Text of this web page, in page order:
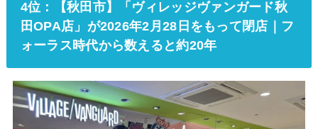
4位：【秋田市】「ヴィレッジヴァンガード秋
田OPA店」が2026年2月28日をもって閉店｜フ
ォーラス時代から数えると約20年